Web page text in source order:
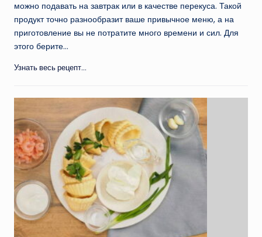
можно подавать на завтрак или в качестве перекуса. Такой
продукт точно разнообразит ваше привычное меню, а на
приготовление вы не потратите много времени и сил. Для
этого берите…
Узнать весь рецепт...